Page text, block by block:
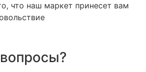
что наш маркет принесет вам